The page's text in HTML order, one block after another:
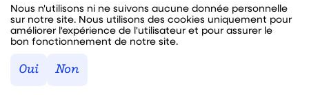
Archive des éditions
Archive des autrices et auteurs
Nous n'utilisons ni ne suivons aucune donnée personnelle
sur notre site. Nous utilisons des cookies uniquement pour
améliorer l'expérience de l'utilisateur et pour assurer le
bon fonctionnement de notre site.
Oui Non